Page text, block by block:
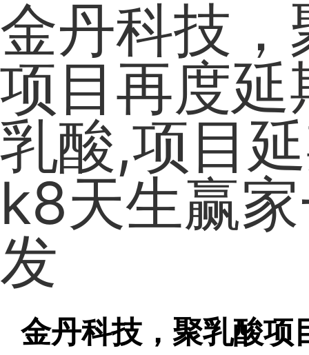
金丹科技，
项目再度延
乳酸,项目
k8天生赢
发
金丹科技，聚乳酸项